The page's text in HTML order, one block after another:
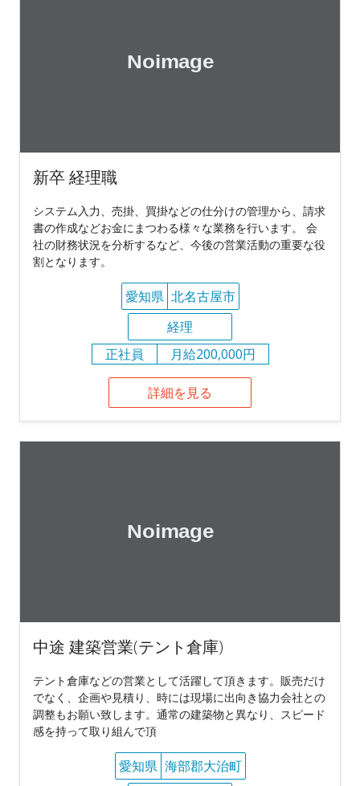
新卒 経理職
システム入力、売掛、買掛などの仕分けの管理から、請求
書の作成などお金にまつわる様々な業務を行います。 会
社の財務状況を分析するなど、今後の営業活動の重要な役
割となります。
愛知県 北名古屋市
経理
正社員
月給200,000円
詳細を見る
中途 建築営業(テント倉庫)
テント倉庫などの営業として活躍して頂きます。販売だけ
でなく、企画や見積り、時には現場に出向き協力会社との
調整もお願い致します。通常の建築物と異なり、スピード
感を持って取り組んで頂
愛知県 海部郡大治町